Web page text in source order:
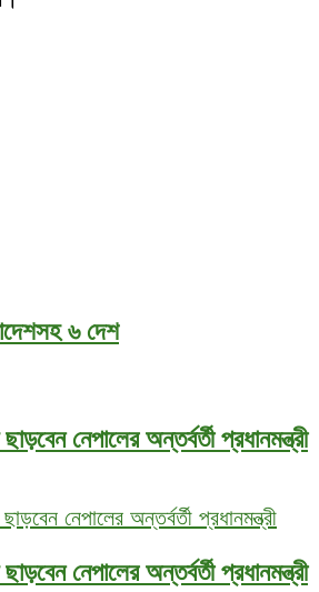
৬ দেশ
নেপালের অন্তর্বর্তী প্রধানমন্ত্রী
নেপালের অন্তর্বর্তী প্রধানমন্ত্রী